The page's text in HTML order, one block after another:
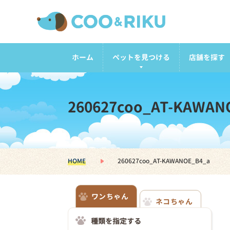
ホーム ペットを見つける 店舗を探す
260627coo_AT-
HOME 260627coo_AT-KAWANOE_B4_a
ワンちゃん
ネコちゃん
種類を指定する